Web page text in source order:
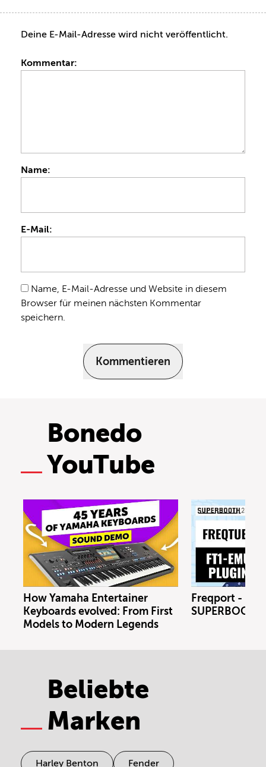
Deine E-Mail-Adresse wird nicht veröffentlicht.
Kommentar:
Name:
E-Mail:
Name, E-Mail-Adresse und Website in diesem
Browser für meinen nächsten Kommentar
speichern.
Kommentieren
Bonedo
YouTube
How Yamaha Entertainer
Keyboards evolved: From First
Models to Modern Legends
Freqport -
Beliebte
Marken
Harley Benton Fender